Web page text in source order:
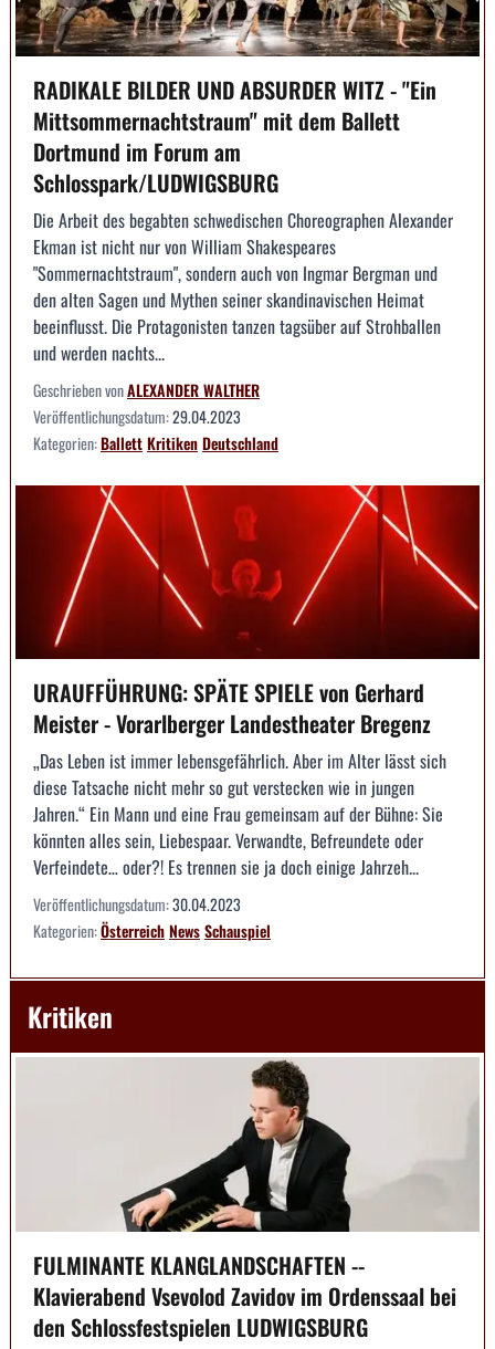
RADIKALE BILDER UND ABSURDER WITZ - "Ein
Mittsommernachtstraum" mit dem Ballett
Dortmund im Forum am
Schlosspark/LUDWIGSBURG
Die Arbeit des begabten schwedischen Choreographen Alexander
Ekman ist nicht nur von William Shakespeares
"Sommernachtstraum", sondern auch von Ingmar Bergman und
den alten Sagen und Mythen seiner skandinavischen Heimat
beeinflusst. Die Protagonisten tanzen tagsüber auf Strohballen
und werden nachts...
Geschrieben vonALEXANDER WALTHER
Veröffentlichungsdatum:29.04.2023
Kategorien:BallettKritikenDeutschland
URAUFFÜHRUNG: SPÄTE SPIELE von Gerhard
Meister - Vorarlberger Landestheater Bregenz
„Das Leben ist immer lebensgefährlich. Aber im Alter lässt sich
diese Tatsache nicht mehr so gut verstecken wie in jungen
Jahren.“ Ein Mann und eine Frau gemeinsam auf der Bühne: Sie
könnten alles sein, Liebespaar. Verwandte, Befreundete oder
Verfeindete… oder?! Es trennen sie ja doch einige Jahrzeh...
Veröffentlichungsdatum:30.04.2023
Kategorien:ÖsterreichNewsSchauspiel
Kritiken
FULMINANTE KLANGLANDSCHAFTEN --
Klavierabend Vsevolod Zavidov im Ordenssaal bei
den Schlossfestspielen LUDWIGSBURG